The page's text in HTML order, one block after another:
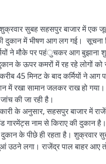
सुबह सहसपुर बाजार में एक
दुकान में भीषण आग लग गई। सूचना
ने मौके पर पहंुचकर आग बुझाना
के ऊपर कमरों में रह रहे लोगों को
45 मिनट के बाद कर्मियों ने आग
में रखा सामान जलकर राख हो
की जा रही है।
के अनुसार, सहसपुर बाजार में
गारमेंट्स नाम से किराए की दुकान
दुकान के पीछे ही रहता है। शुक्रवार
उठने लगा। राजेंद्र पाल बाहर आए